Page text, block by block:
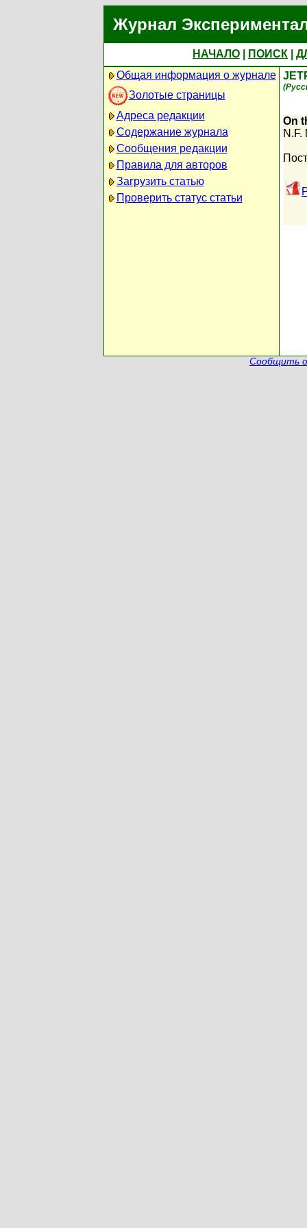
Журнал
НАЧАЛО ПОИСК
Общая информация о журнале
Золотые страницы
Адреса редакции
Содержание журнала
Сообщения редакции
Правила для авторов
Загрузить статью
Проверить статус статьи
On
N.F.
Сообщить о